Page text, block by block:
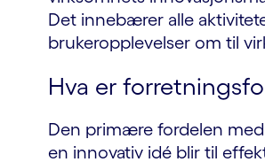
Det innebærer alle
brukeropplevelser om til
Hva er
Den primære fordelen
en innovativ idé blir til